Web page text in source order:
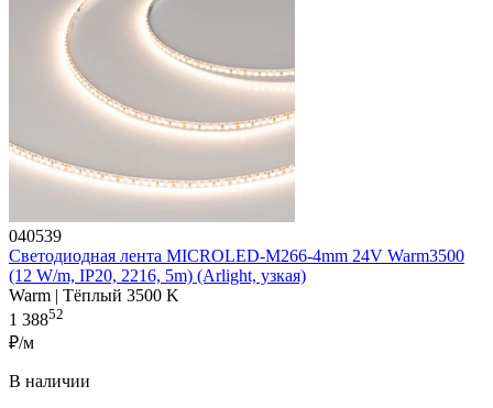
040539
Светодиодная лента MICROLED-M266-4mm 24V Warm3500
(12 W/m, IP20, 2216, 5m) (Arlight, узкая)
Warm | Тёплый 3500 K
1 38852
₽/м
В наличии